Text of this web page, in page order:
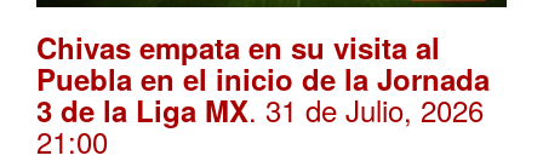
Chivas empata en su visita al
Puebla en el inicio de la Jornada
3 de la Liga MX. 31 de Julio, 2026
21:00